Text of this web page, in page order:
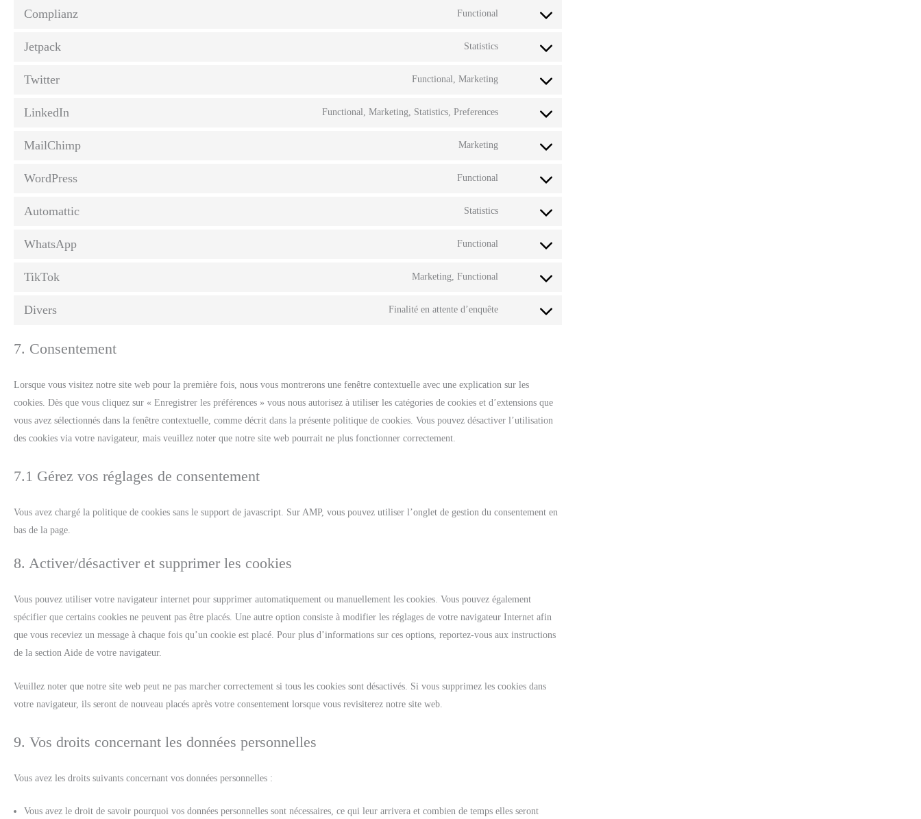
Complianz Functional
Jetpack Statistics
Twitter Functional, Marketing
LinkedIn Functional, Marketing, Statistics, Preferences
MailChimp Marketing
WordPress Functional
Automattic Statistics
WhatsApp Functional
TikTok Marketing, Functional
Divers Finalité en attente d’enquête
7. Consentement
Lorsque vous visitez notre site web pour la première fois, nous vous montrerons une fenêtre contextuelle avec une explication sur les
cookies. Dès que vous cliquez sur « Enregistrer les préférences » vous nous autorisez à utiliser les catégories de cookies et d’extensions que
vous avez sélectionnés dans la fenêtre contextuelle, comme décrit dans la présente politique de cookies. Vous pouvez désactiver l’utilisation
des cookies via votre navigateur, mais veuillez noter que notre site web pourrait ne plus fonctionner correctement.
7.1 Gérez vos réglages de consentement
Vous avez chargé la politique de cookies sans le support de javascript. Sur AMP, vous pouvez utiliser l’onglet de gestion du consentement en
bas de la page.
8. Activer/désactiver et supprimer les cookies
Vous pouvez utiliser votre navigateur internet pour supprimer automatiquement ou manuellement les cookies. Vous pouvez également
spécifier que certains cookies ne peuvent pas être placés. Une autre option consiste à modifier les réglages de votre navigateur Internet afin
que vous receviez un message à chaque fois qu’un cookie est placé. Pour plus d’informations sur ces options, reportez-vous aux instructions
de la section Aide de votre navigateur.
Veuillez noter que notre site web peut ne pas marcher correctement si tous les cookies sont désactivés. Si vous supprimez les cookies dans
votre navigateur, ils seront de nouveau placés après votre consentement lorsque vous revisiterez notre site web.
9. Vos droits concernant les données personnelles
Vous avez les droits suivants concernant vos données personnelles :
Vous avez le droit de savoir pourquoi vos données personnelles sont nécessaires, ce qui leur arrivera et combien de temps elles seront